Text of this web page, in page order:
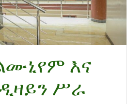
እና
ሥራ